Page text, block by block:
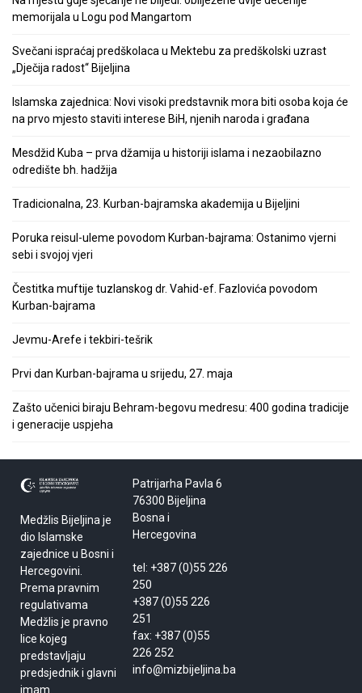
memorijala u Logu pod Mangartom
Svečani ispraćaj predškolaca u Mektebu za predškolski uzrast
„Dječija radost“ Bijeljina
Islamska zajednica: Novi visoki predstavnik mora biti osoba koja će
na prvo mjesto staviti interese BiH, njenih naroda i građana
Mesdžid Kuba – prva džamija u historiji islama i nezaobilazno
odredište bh. hadžija
Tradicionalna, 23. Kurban-bajramska akademija u Bijeljini
Poruka reisul-uleme povodom Kurban-bajrama: Ostanimo vjerni
sebi i svojoj vjeri
Čestitka muftije tuzlanskog dr. Vahid-ef. Fazlovića povodom
Kurban-bajrama
Jevmu-Arefe i tekbiri-tešrik
Prvi dan Kurban-bajrama u srijedu, 27. maja
Zašto učenici biraju Behram-begovu medresu: 400 godina tradicije
i generacije uspjeha
Medžlis Bijeljina je
dio Islamske
zajednice u Bosni i
Hercegovini.
Prema pravnim
regulativama
Medžlis je pravno
lice kojeg
predstavljaju
predsjednik i glavni
imam.
Patrijarha Pavla 6
76300 Bijeljina
Bosna i
Hercegovina
tel: +387 (0)55 226
250
+387 (0)55 226
251
fax: +387 (0)55
226 252
info@mizbijeljina.ba